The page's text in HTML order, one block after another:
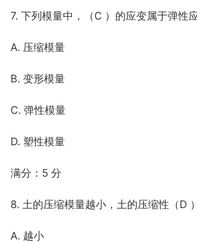
7. 下列模量中，（C ）的应变属于弹性应
A. 压缩模量
B. 变形模量
C. 弹性模量
D. 塑性模量
满分：5 分
8. 土的压缩模量越小，土的压缩性（D ）
A. 越小